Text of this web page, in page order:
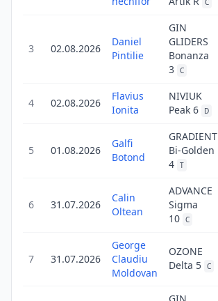
C
3 02.08.2026
Daniel
Pintilie
GIN
GLIDERS
Bonanza
3 C
4 02.08.2026
Flavius
Ionita
NIVIUK
Peak 6
D
5 01.08.2026
Galfi
Botond
GRADIENT
Bi-Golden
4 T
6 31.07.2026
Calin
Oltean
ADVANCE
Sigma
10 C
7 31.07.2026
George
Claudiu
Moldovan
OZONE
Delta 5 C